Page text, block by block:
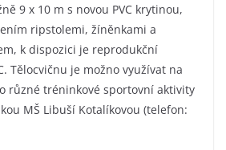
9 x 10 m s novou PVC krytinou,
ripstolemi, žíněnkami a
k dispozici je reprodukční
Tělocvičnu je možno využívat na
různé tréninkové sportovní aktivity
MŠ Libuší Kotalíkovou (telefon: